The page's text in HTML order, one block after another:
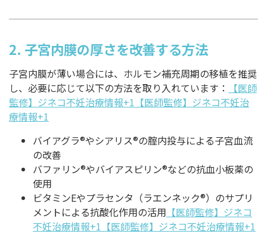
2. 子宮内膜の厚さを改善する方法
子宮内膜が薄い場合には、ホルモン補充周期の移植を推奨
し、必要に応じて以下の方法を取り入れています：
【医師
監修】ジネコ不妊治療情報+1【医師監修】ジネコ不妊治
療情報+1
バイアグラ®やシアリス®の腟内投与による子宮血流
の改善
バファリン®やバイアスピリン®などの抗血小板薬の
使用
ビタミンEやプラセンタ（ラエンネック®）のサプリ
メントによる抗酸化作用の活用 【医師監修】ジネコ
不妊治療情報+1【医師監修】ジネコ不妊治療情報+1